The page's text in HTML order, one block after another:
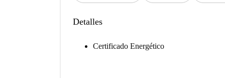
Detalles
Certificado Energético